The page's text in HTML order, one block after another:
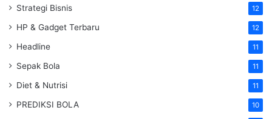
Strategi Bisnis 12
HP & Gadget Terbaru 12
Headline 11
Sepak Bola 11
Diet & Nutrisi 11
PREDIKSI BOLA 10